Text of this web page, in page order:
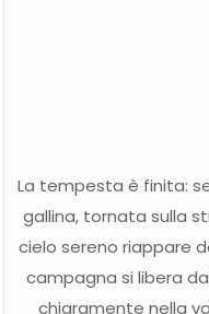
La tempesta è finita:
gallina, tornata sulla
cielo sereno riappare
campagna si libera
chiaramente nella